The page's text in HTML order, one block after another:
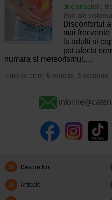
declansatori,
Boli ale
Disconfortul
mai
la adulti si
pot afecta
numara si meteorismul,…
Timp de citire: 6 minute, 3 secunde
Despre Noi
Articole